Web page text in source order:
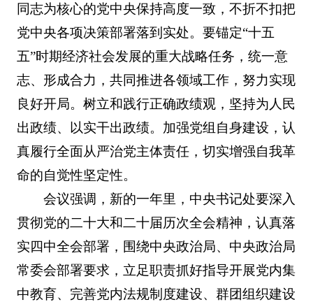
同志为核心的党中央保持高度一致，不折不扣把
党中央各项决策部署落到实处。要锚定“十五
五”时期经济社会发展的重大战略任务，统一意
志、形成合力，共同推进各领域工作，努力实现
良好开局。树立和践行正确政绩观，坚持为人民
出政绩、以实干出政绩。加强党组自身建设，认
真履行全面从严治党主体责任，切实增强自我革
命的自觉性坚定性。
会议强调，新的一年里，中央书记处要深入
贯彻党的二十大和二十届历次全会精神，认真落
实四中全会部署，围绕中央政治局、中央政治局
常委会部署要求，立足职责抓好指导开展党内集
中教育、完善党内法规制度建设、群团组织建设